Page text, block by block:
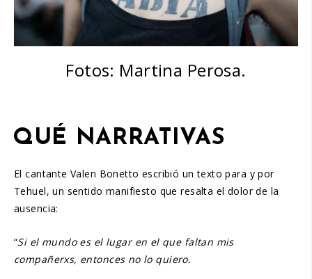
Fotos: Martina Perosa.
QUÉ NARRATIVAS
El cantante Valen Bonetto escribió un texto para y por
Tehuel, un sentido manifiesto que resalta el dolor de la
ausencia:
“Si el mundo es el lugar en el que faltan mis
compañerxs, entonces no lo quiero.